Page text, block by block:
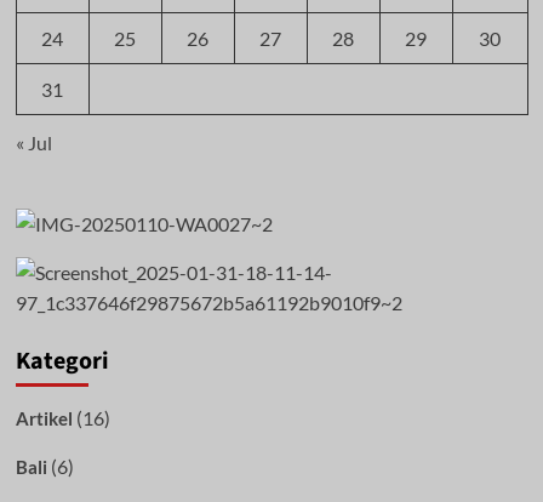
24 25 26 27 28 29 30
31
« Jul
Kategori
Artikel (16)
Bali (6)